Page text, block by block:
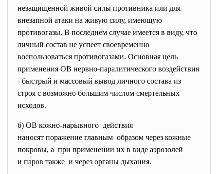
незащищенной живой силы противника или для
внезапной атаки на живую силу, имеющую
противогазы. В последнем случае имеется в виду, что
личный состав не успеет своевременно
воспользоваться противогазами. Основная цель
применения ОВ нервно-паралитического воздействия
- быстрый и массовый вывод личного состава из
строя с возможно большим числом смертельных
исходов.
б) ОВ кожно-нарывного действия
наносят поражение главным образом через кожные
покровы, а при применении их в виде аэрозолей
и паров также и через органы дыхания.